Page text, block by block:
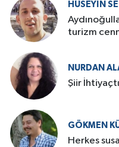
HÜSEYIN
turizm
NURDAN
Şiir
GÖKMEN
Herkes